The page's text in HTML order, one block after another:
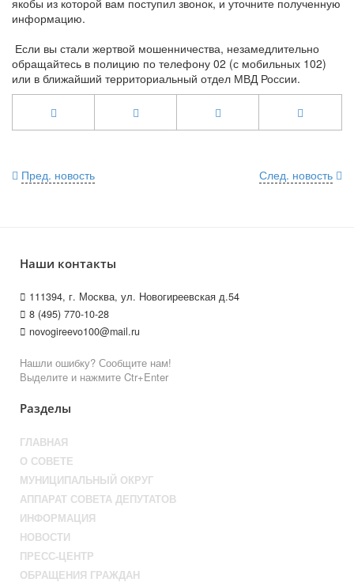
якобы из которой вам поступил звонок, и уточните полученную
информацию.
Если вы стали жертвой мошенничества, незамедлительно
обращайтесь в полицию по телефону 02 (с мобильных 102)
или в ближайший территориальный отдел МВД России.
След. новость
Пред. новость
Наши контакты
111394, г. Москва, ул. Новогиреевская д.54
8 (495) 770-10-28
novogireevo100@mail.ru
Нашли ошибку? Сообщите нам!
Выделите и нажмите Ctr+Enter
Разделы
ГЛАВНАЯ
О СОВЕТЕ
МУНИЦИПАЛЬНЫЙ ОКРУГ
АППАРАТ СОВЕТА ДЕПУТАТОВ
ИНФОРМАЦИЯ
НОВОСТИ
ПРЕСС-ЦЕНТР
ОБРАЩЕНИЯ ГРАЖДАН